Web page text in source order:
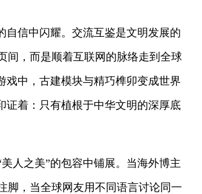
自信中闪耀。交流互鉴是文明发展的
间，而是顺着互联网的脉络走到全球
戏中，古建模块与精巧榫卯变成世界
着：只有植根于中华文明的深厚底
人之美”的包容中铺展。当海外博主
脚，当全球网友用不同语言讨论同一